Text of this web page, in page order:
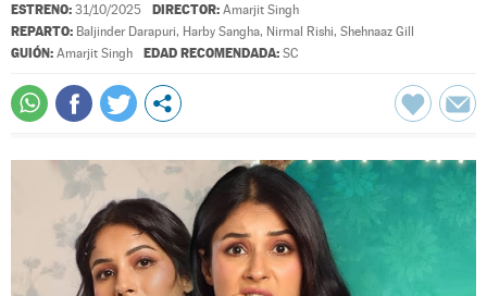
ESTRENO: 31/10/2025 DIRECTOR: Amarjit Singh
REPARTO: Baljinder Darapuri, Harby Sangha, Nirmal Rishi, Shehnaaz Gill
GUIÓN: Amarjit Singh EDAD RECOMENDADA: SC